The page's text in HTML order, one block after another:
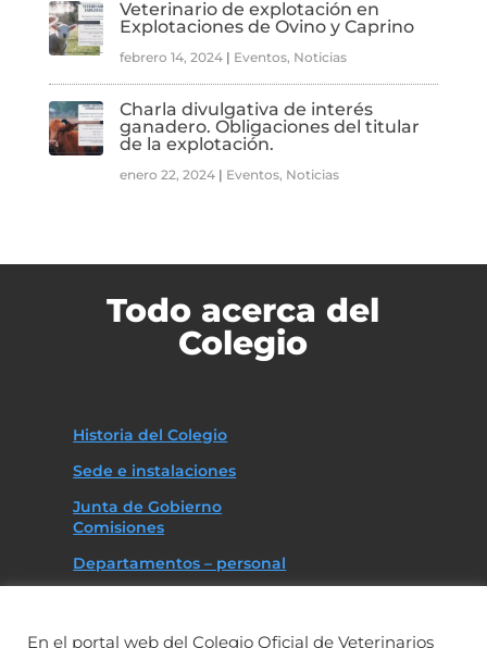
Veterinario de explotación en
Explotaciones de Ovino y Caprino
febrero 14, 2024| Eventos, Noticias
Charla divulgativa de interés
ganadero. Obligaciones del titular
de la explotación.
enero 22, 2024| Eventos, Noticias
Todo acerca del
Colegio
Historia del Colegio
Sede e instalaciones
Junta de Gobierno
Comisiones
Departamentos – personal
En el portal web del Colegio Oficial de Veterinarios